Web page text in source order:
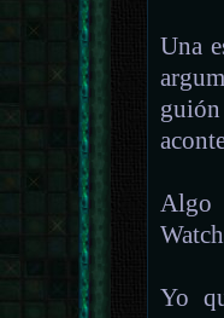
Una
guión
Algo
Yo